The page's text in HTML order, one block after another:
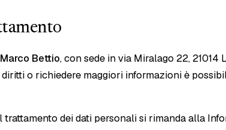
Marco Bettio, con sede in via Miralago 22, 21014
o richiedere maggiori informazioni è
dei dati personali si rimanda alla